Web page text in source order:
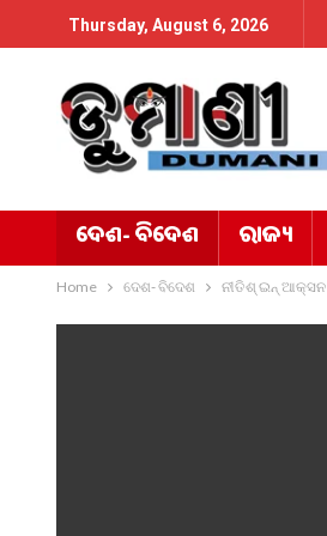
Thursday, August 6, 2026
ଦେଶ- ବିଦେଶ ରାଜ୍ୟ
Home ଦେଶ- ବିଦେଶ ନୀତିଶ୍ ଇନ୍ ଆକ୍ସନ